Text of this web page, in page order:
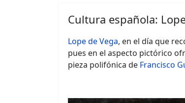
Cultura española:
Lope de Vega, en el día que
pues en el aspecto pictórico
pieza polifónica de Francisco